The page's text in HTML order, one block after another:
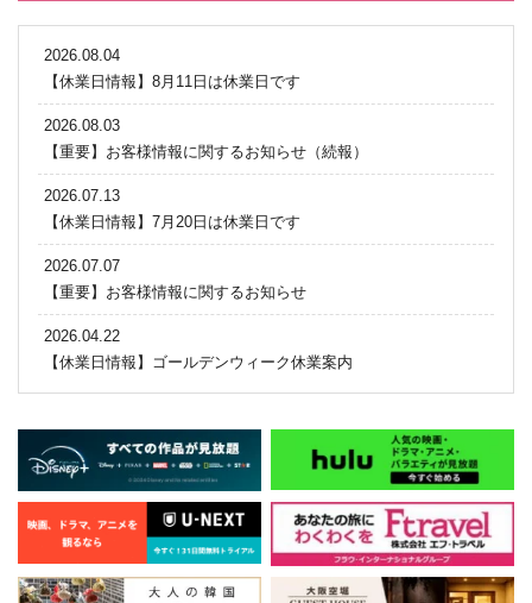
2026.08.04
【休業日情報】8月11日は休業日です
2026.08.03
【重要】お客様情報に関するお知らせ（続報）
2026.07.13
【休業日情報】7月20日は休業日です
2026.07.07
【重要】お客様情報に関するお知らせ
2026.04.22
【休業日情報】ゴールデンウィーク休業案内